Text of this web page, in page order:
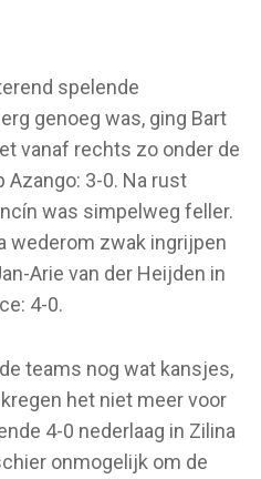
spelende
genoeg was, ging Bart
vanaf rechts zo onder de
Azango: 3-0. Na rust
was simpelweg feller.
wederom zwak ingrijpen
Arie van der Heijden in
4-0.
teams nog wat kansjes,
het niet meer voor
4-0 nederlaag in Zilina
onmogelijk om de